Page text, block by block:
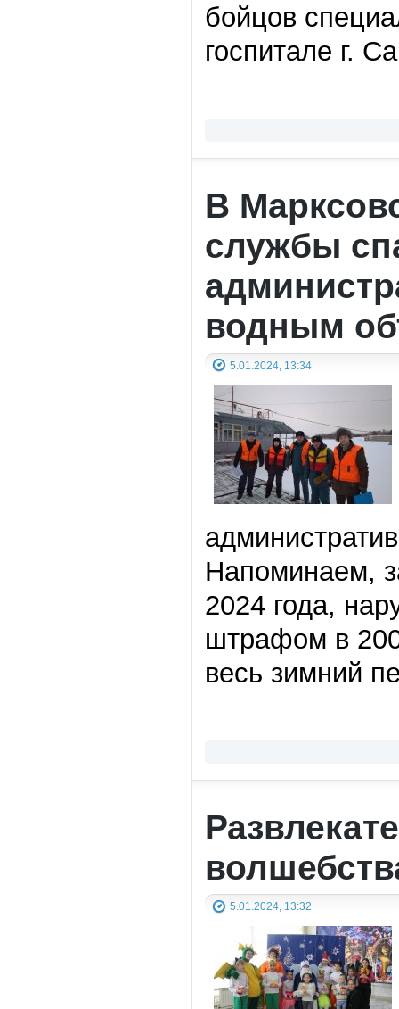
бойцов
госпитале г.
В
службы
водным
5.01.2024, 13:34
Напоминаем,
2024 года,
штрафом в
весь зимний
5.01.2024, 13:32